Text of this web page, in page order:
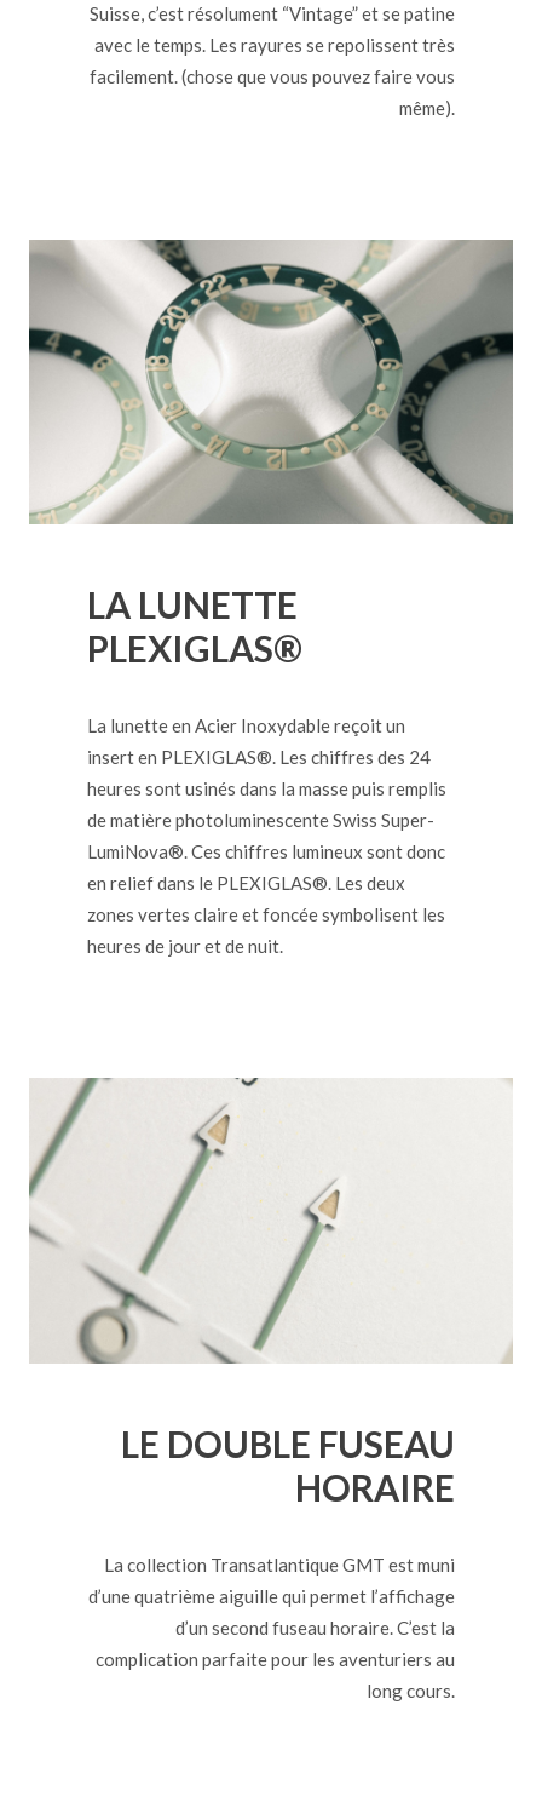
Suisse, c’est résolument “Vintage” et se patine
avec le temps. Les rayures se repolissent très
facilement. (chose que vous pouvez faire vous
même).
LA LUNETTE
PLEXIGLAS®
La lunette en Acier Inoxydable reçoit un
insert en PLEXIGLAS®. Les chiffres des 24
heures sont usinés dans la masse puis remplis
de matière photoluminescente Swiss Super-
LumiNova®. Ces chiffres lumineux sont donc
en relief dans le PLEXIGLAS®. Les deux
zones vertes claire et foncée symbolisent les
heures de jour et de nuit.
LE DOUBLE FUSEAU
HORAIRE
La collection Transatlantique GMT est muni
d’une quatrième aiguille qui permet l’affichage
d’un second fuseau horaire. C’est la
complication parfaite pour les aventuriers au
long cours.